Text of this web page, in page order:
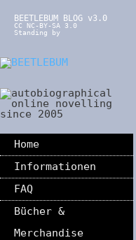
BEETLEBUM BLOG v3.0
CC NC-BY-SA 3.0
Standing by
Home
Informationen
FAQ
Bücher &
Merchandise